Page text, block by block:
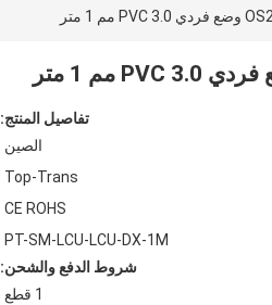
تفاصيل المنتج:
الصين
Top-Trans
CE ROHS
PT-SM-LCU-LCU-DX-1M
شروط الدفع والشحن:
1 قطع